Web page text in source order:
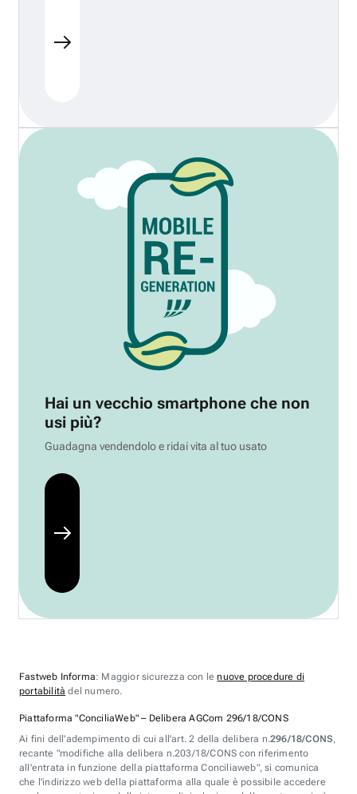
Hai un vecchio smartphone che non
usi più?
Guadagna vendendolo e ridai vita al tuo usato
Fastweb Informa: Maggior sicurezza con lenuove procedure di
portabilità del numero.
Piattaforma "ConciliaWeb" – Delibera AGCom 296/18/CONS
Ai fini dell'adempimento di cui all'art. 2 della delibera n.296/18/CONS,
recante "modifiche alla delibera n.203/18/CONS con riferimento
all'entrata in funzione della piattaforma Conciliaweb", si comunica
che l'indirizzo web della piattaforma alla quale è possibile accedere